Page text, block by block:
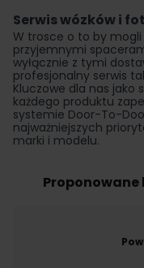
Serwis wózków i
W trosce o to by
przyjemnymi
wyłącznie z tymi
profesjonalny serwis
Kluczowe dla nas jako
każdego produktu
systemie Door-To-
najważniejszych
marki i modelu.